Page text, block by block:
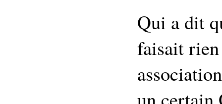
Qui a dit
faisait